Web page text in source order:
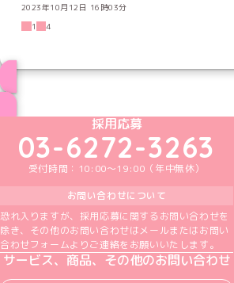
2023年10月12日 16時03分
1
4
めいどりーみんTikTok公
めいどりーみんX公式
めいどりーみん
めいどり
めい
採用応募
03-6272-3263
受付時間：10:00～19:00（年中無休）
お問い合わせについて
恐れ入りますが、採用応募に関するお問い合わせを
除き、その他のお問い合わせはメールまたはお問い
合わせフォームよりご連絡をお願いいたします。
サービス、商品、その他のお問い合わせ